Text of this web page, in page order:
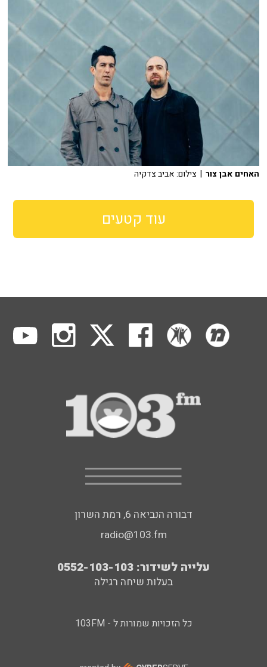
האחים אבן צור | צילום: אביב צדקיה
עוד קטעים
דבורה הנביאה 6, רמת השרון
radio@103.fm
עלייה לשידור: 0552-103-103
בעלות שיחה רגילה
כל הזכויות שמורות ל - 103FM